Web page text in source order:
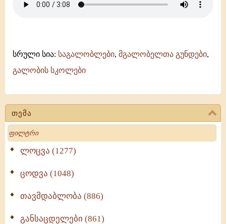
თემა
Search
ლოცვა (1277)
ცოდვა (1048)
თავმდაბლობა (886)
განსაცდელები (861)
ანჩისხატი
კილო)
სრული სია: საგალობლები, მგალობელთა გუნდები,
გალობის სკოლები